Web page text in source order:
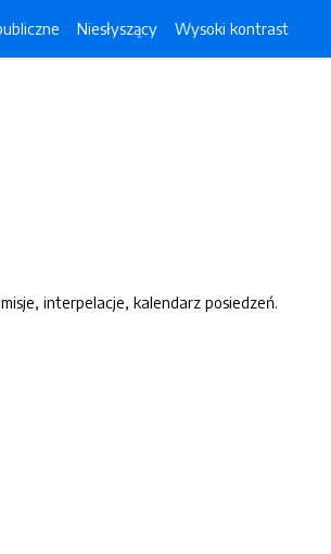
Niesłyszący Wysoki kontrast
interpelacje, kalendarz posiedzeń.